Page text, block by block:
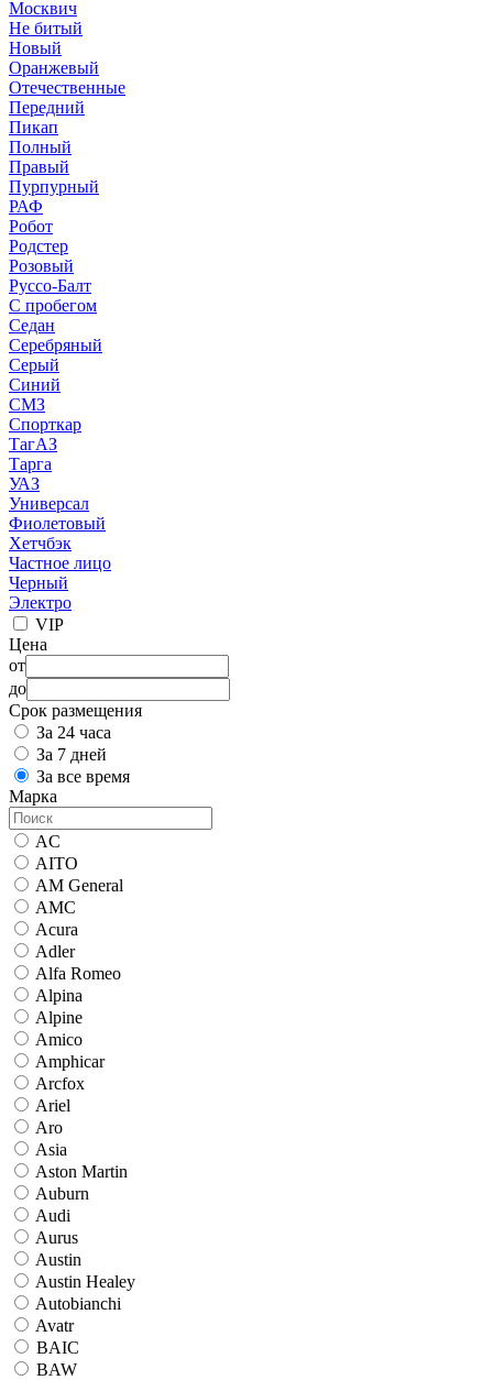
Москвич
Не битый
Новый
Оранжевый
Отечественные
Передний
Пикап
Полный
Правый
Пурпурный
РАФ
Робот
Родстер
Розовый
Руссо-Балт
С пробегом
Седан
Серебряный
Серый
Синий
СМЗ
Спорткар
ТагАЗ
Тарга
УАЗ
Универсал
Фиолетовый
Хетчбэк
Частное лицо
Черный
Электро
VIP
Цена
от
до
Срок размещения
За 24 часа
За 7 дней
За все время
Марка
AC
AITO
AM General
AMC
Acura
Adler
Alfa Romeo
Alpina
Alpine
Amico
Amphicar
Arcfox
Ariel
Aro
Asia
Aston Martin
Auburn
Audi
Aurus
Austin
Austin Healey
Autobianchi
Avatr
BAIC
BAW